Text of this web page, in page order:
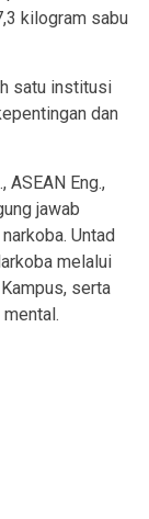
kilogram sabu
satu institusi
dan
ASEAN Eng.,
jawab
Untad
melalui
serta